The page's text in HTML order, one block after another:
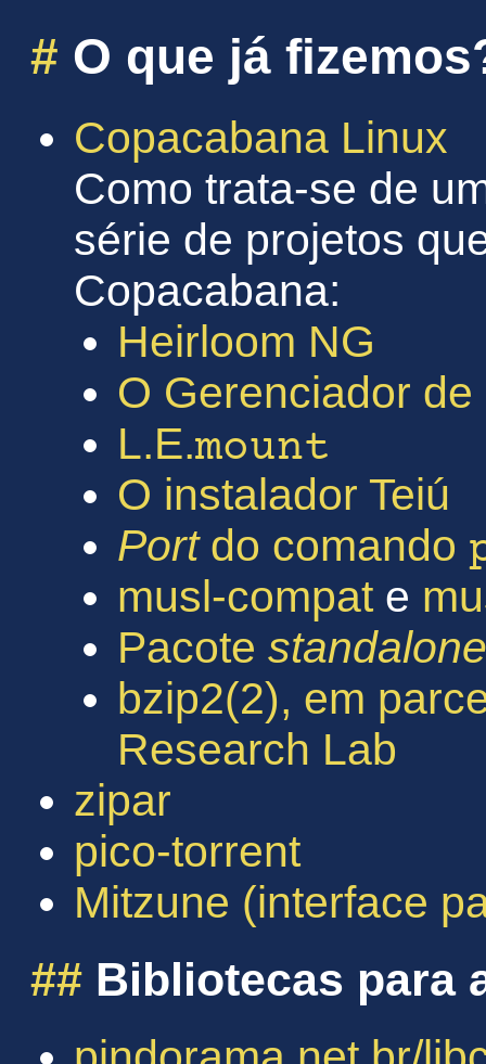
# O que já
Copacabana Linux
Como trata-se de
série de projetos
Copacabana:
Heirloom NG
O Gerenciador
L.E.mount
O instalador Teiú
Portdo comando
musl-compat e
Pacote standalone
bzip2(2), em
Research Lab
zipar
pico-torrent
Mitzune (interface
## Bibliotecas para